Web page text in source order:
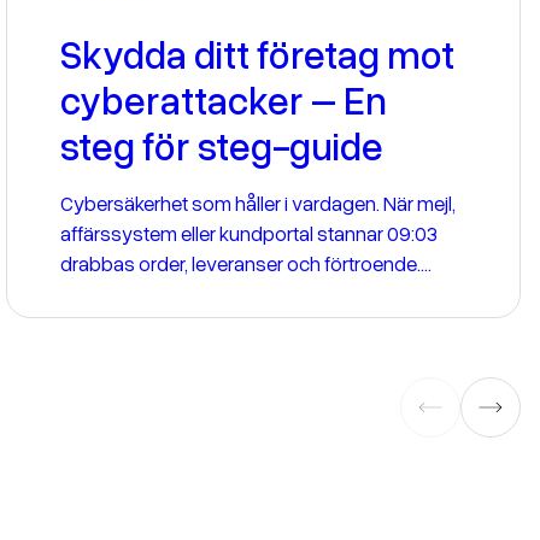
Skydda ditt företag mot
cyberattacker – En
steg för steg-guide
Cybersäkerhet som håller i vardagen. När mejl,
affärssystem eller kundportal stannar 09:03
drabbas order, leveranser och förtroende.
del av vardagen. Det kräver ett arbetssätt som